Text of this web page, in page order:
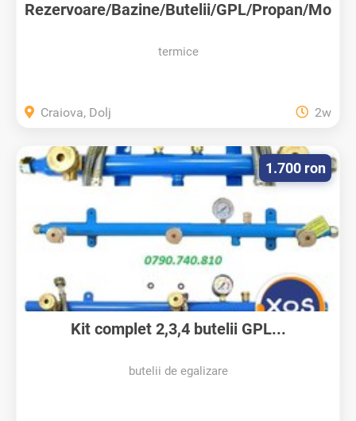
Rezervoare/Bazine/Butelii/GPL/Propan/Mo
termice
Craiova, Dolj 2w
Kit complet 2,3,4 butelii GPL...
butelii de egalizare
1.700 ron